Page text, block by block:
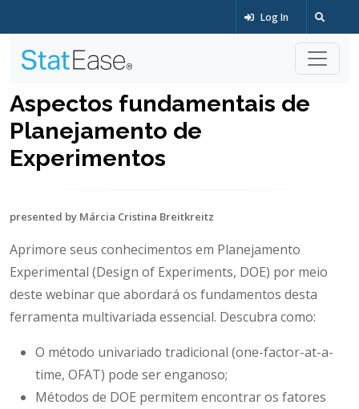
Log In
Aspectos fundamentais de
Planejamento de
Experimentos
presented by Márcia Cristina Breitkreitz
Aprimore seus conhecimentos em Planejamento
Experimental (Design of Experiments, DOE) por meio
deste webinar que abordará os fundamentos desta
ferramenta multivariada essencial. Descubra como:
O método univariado tradicional (one-factor-at-a-
time, OFAT) pode ser enganoso;
Métodos de DOE permitem encontrar os fatores